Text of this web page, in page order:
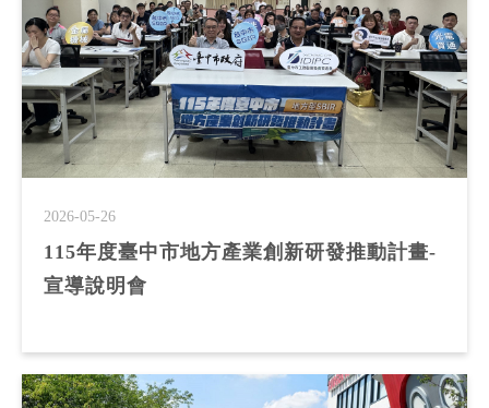
2026-05-26
115年度臺中市地方產業創新研發推動計畫-
宣導說明會